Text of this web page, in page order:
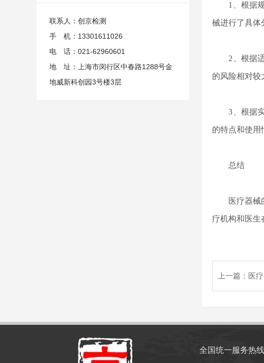
联系人：创京检测
手 机：13301611026
电 话：021-62960601
地 址：上海市闵行区中春路1288号金
地威新科创园3号楼3层
1、根据规
械进行了具体
2、根据适
的风险相对较
3、根据实
的特点和使用
总结
医疗器械的
疗机构和医生
上一篇： 医
全国统一服务热线